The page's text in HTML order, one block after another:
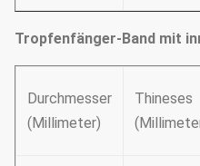
Tropfenfänger-Band mit
Durchmesser
(Millimeter)
Thineses